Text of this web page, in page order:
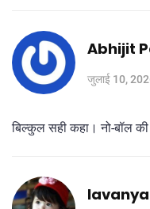
Abhijit
जुलाई 10,
बिल्कुल सही कहा। नो-बॉल